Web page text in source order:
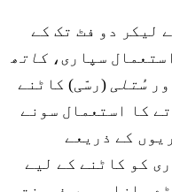
لیکر دو فٹ تک کے
سپاری،کاتھ
سُتلی (رسّی) کاٹنے
کا استعمال سونے
کے ذریعے
کو کاٹنے کے لیے